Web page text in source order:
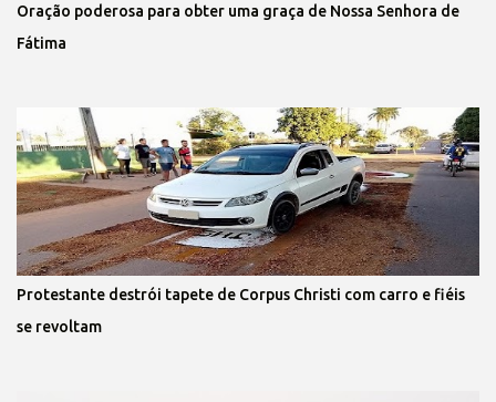
Oração poderosa para obter uma graça de Nossa Senhora de
Fátima
Protestante destrói tapete de Corpus Christi com carro e fiéis
se revoltam